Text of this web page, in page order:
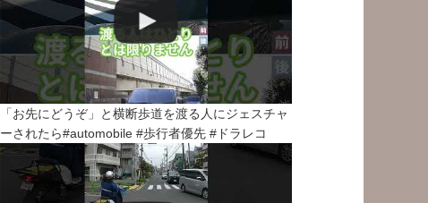
「お先にどうぞ」と横断歩道を渡る人にジェスチャ
ーされたら#automobile #歩行者優先 #ドラレコ